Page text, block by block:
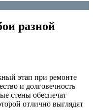
разной
этап при ремонте
и долговечность
стены обеспечат
отлично выглядят